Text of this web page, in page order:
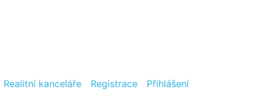
Realitní kanceláře Registrace Přihlášení